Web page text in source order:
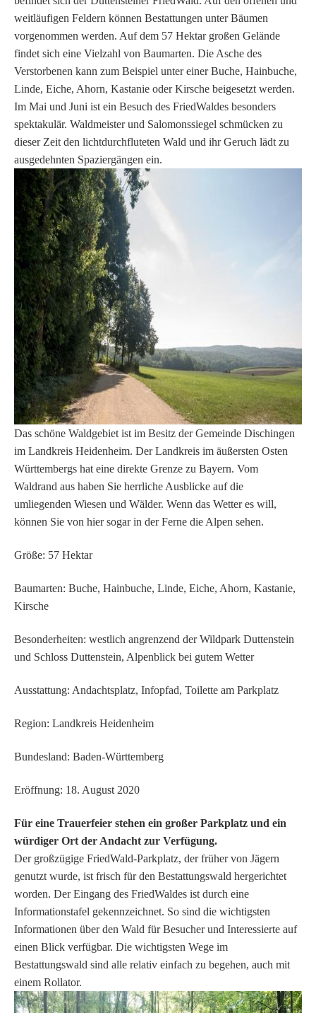
weitläufigen Feldern können Bestattungen unter Bäumen
vorgenommen werden. Auf dem 57 Hektar großen Gelände
findet sich eine Vielzahl von Baumarten. Die Asche des
Verstorbenen kann zum Beispiel unter einer Buche, Hainbuche,
Linde, Eiche, Ahorn, Kastanie oder Kirsche beigesetzt werden.
Im Mai und Juni ist ein Besuch des FriedWaldes besonders
spektakulär. Waldmeister und Salomonssiegel schmücken zu
dieser Zeit den lichtdurchfluteten Wald und ihr Geruch lädt zu
ausgedehnten Spaziergängen ein.
Das schöne Waldgebiet ist im Besitz der Gemeinde Dischingen
im Landkreis Heidenheim. Der Landkreis im äußersten Osten
Württembergs hat eine direkte Grenze zu Bayern. Vom
Waldrand aus haben Sie herrliche Ausblicke auf die
umliegenden Wiesen und Wälder. Wenn das Wetter es will,
können Sie von hier sogar in der Ferne die Alpen sehen.
Größe: 57 Hektar
Baumarten: Buche, Hainbuche, Linde, Eiche, Ahorn, Kastanie,
Kirsche
Besonderheiten: westlich angrenzend der Wildpark Duttenstein
und Schloss Duttenstein, Alpenblick bei gutem Wetter
Ausstattung: Andachtsplatz, Infopfad, Toilette am Parkplatz
Region: Landkreis Heidenheim
Bundesland: Baden-Württemberg
Eröffnung: 18. August 2020
Für eine Trauerfeier stehen ein großer Parkplatz und ein
würdiger Ort der Andacht zur Verfügung.
Der großzügige FriedWald-Parkplatz, der früher von Jägern
genutzt wurde, ist frisch für den Bestattungswald hergerichtet
worden. Der Eingang des FriedWaldes ist durch eine
Informationstafel gekennzeichnet. So sind die wichtigsten
Informationen über den Wald für Besucher und Interessierte auf
einen Blick verfügbar. Die wichtigsten Wege im
Bestattungswald sind alle relativ einfach zu begehen, auch mit
einem Rollator.